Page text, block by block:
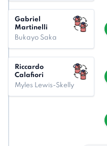
Gabriel
Martinelli
Bukayo Saka
Riccardo
Calafiori
Myles Lewis-Skelly